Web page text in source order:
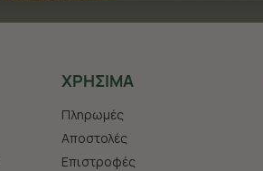
ΧΡHΣΙΜΑ
Πληρωμές
Αποστολές
Επιστροφές